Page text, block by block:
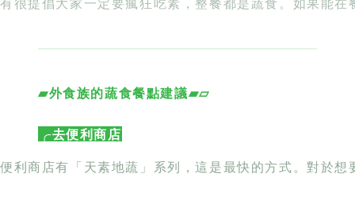
╭去便利商店
╭去蔬食餐廳
入垃圾桶。所以我建議外食族去吃健康餐、或是到餐廳吃